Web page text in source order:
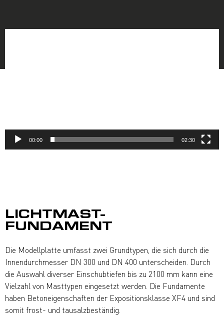
00:00 02:30
LICHTMAST-
FUNDAMENT
Die Modellplatte umfasst zwei Grundtypen, die sich durch die
Innendurchmesser DN 300 und DN 400 unterscheiden. Durch
die Auswahl diverser Einschubtiefen bis zu 2100 mm kann eine
Vielzahl von Masttypen eingesetzt werden. Die Fundamente
haben Betoneigenschaften der Expositionsklasse XF4 und sind
somit frost- und tausalzbeständig.